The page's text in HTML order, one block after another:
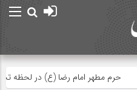
حرم مطهر امام رضا (ع) در لحظه